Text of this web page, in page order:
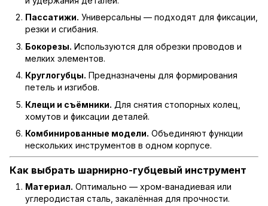
Пассатижи. Универсальны — подходят для фиксации,
резки и сгибания.
Бокорезы. Используются для обрезки проводов и
мелких элементов.
Круглогубцы. Предназначены для формирования
петель и изгибов.
Клещи и съёмники. Для снятия стопорных колец,
хомутов и фиксации деталей.
Комбинированные модели. Объединяют функции
нескольких инструментов в одном корпусе.
Как выбрать шарнирно-губцевый инструмент
Материал. Оптимально — хром-ванадиевая или
углеродистая сталь, закалённая для прочности.